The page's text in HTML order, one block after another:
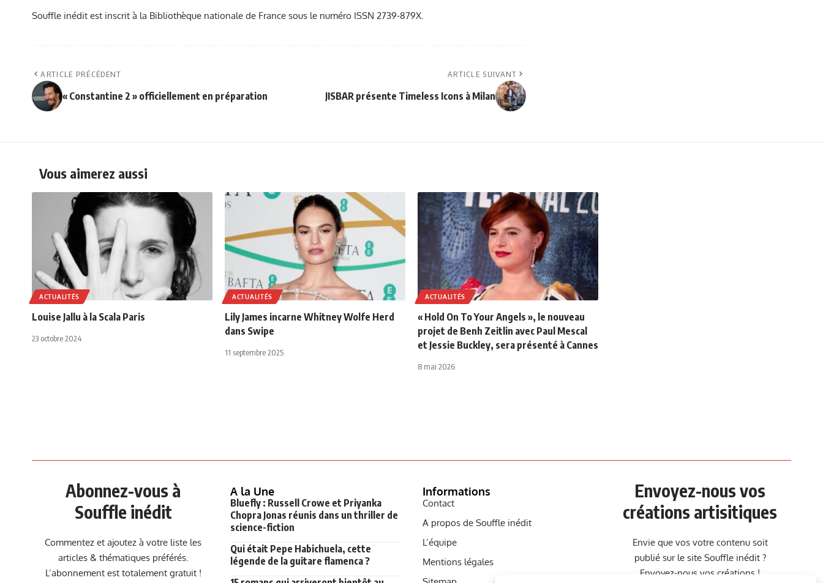
Souffle inédit est inscrit à la Bibliothèque nationale de France sous le numéro ISSN 2739-879X.
ARTICLE PRÉCÉDENT
« Constantine 2 » officiellement en préparation
ARTICLE SUIVANT
JISBAR présente Timeless Icons à Milan
Vous aimerez aussi
ACTUALITÉS
Louise Jallu à la Scala Paris
23 octobre 2024
ACTUALITÉS
Lily James incarne Whitney Wolfe Herd
dans Swipe
11 septembre 2025
ACTUALITÉS
« Hold On To Your Angels », le nouveau
projet de Benh Zeitlin avec Paul Mescal
et Jessie Buckley, sera présenté à Cannes
8 mai 2026
Abonnez-vous à
Souffle inédit
Commentez et ajoutez à votre liste les
articles & thématiques préférés.
L’abonnement est totalement gratuit !
A la Une
Bluefly : Russell Crowe et Priyanka
Chopra Jonas réunis dans un thriller de
science-fiction
Qui était Pepe Habichuela, cette
légende de la guitare flamenca ?
Informations
Contact
A propos de Souffle inédit
L’équipe
Mentions légales
Envoyez-nous vos
créations artisitiques
Envie que vos votre contenu soit
publié sur le site Souffle inédit ?
Envoyez-nous vos créations !